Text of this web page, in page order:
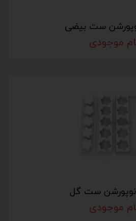
ست بیضی
موجودی
ست گل
موجودی